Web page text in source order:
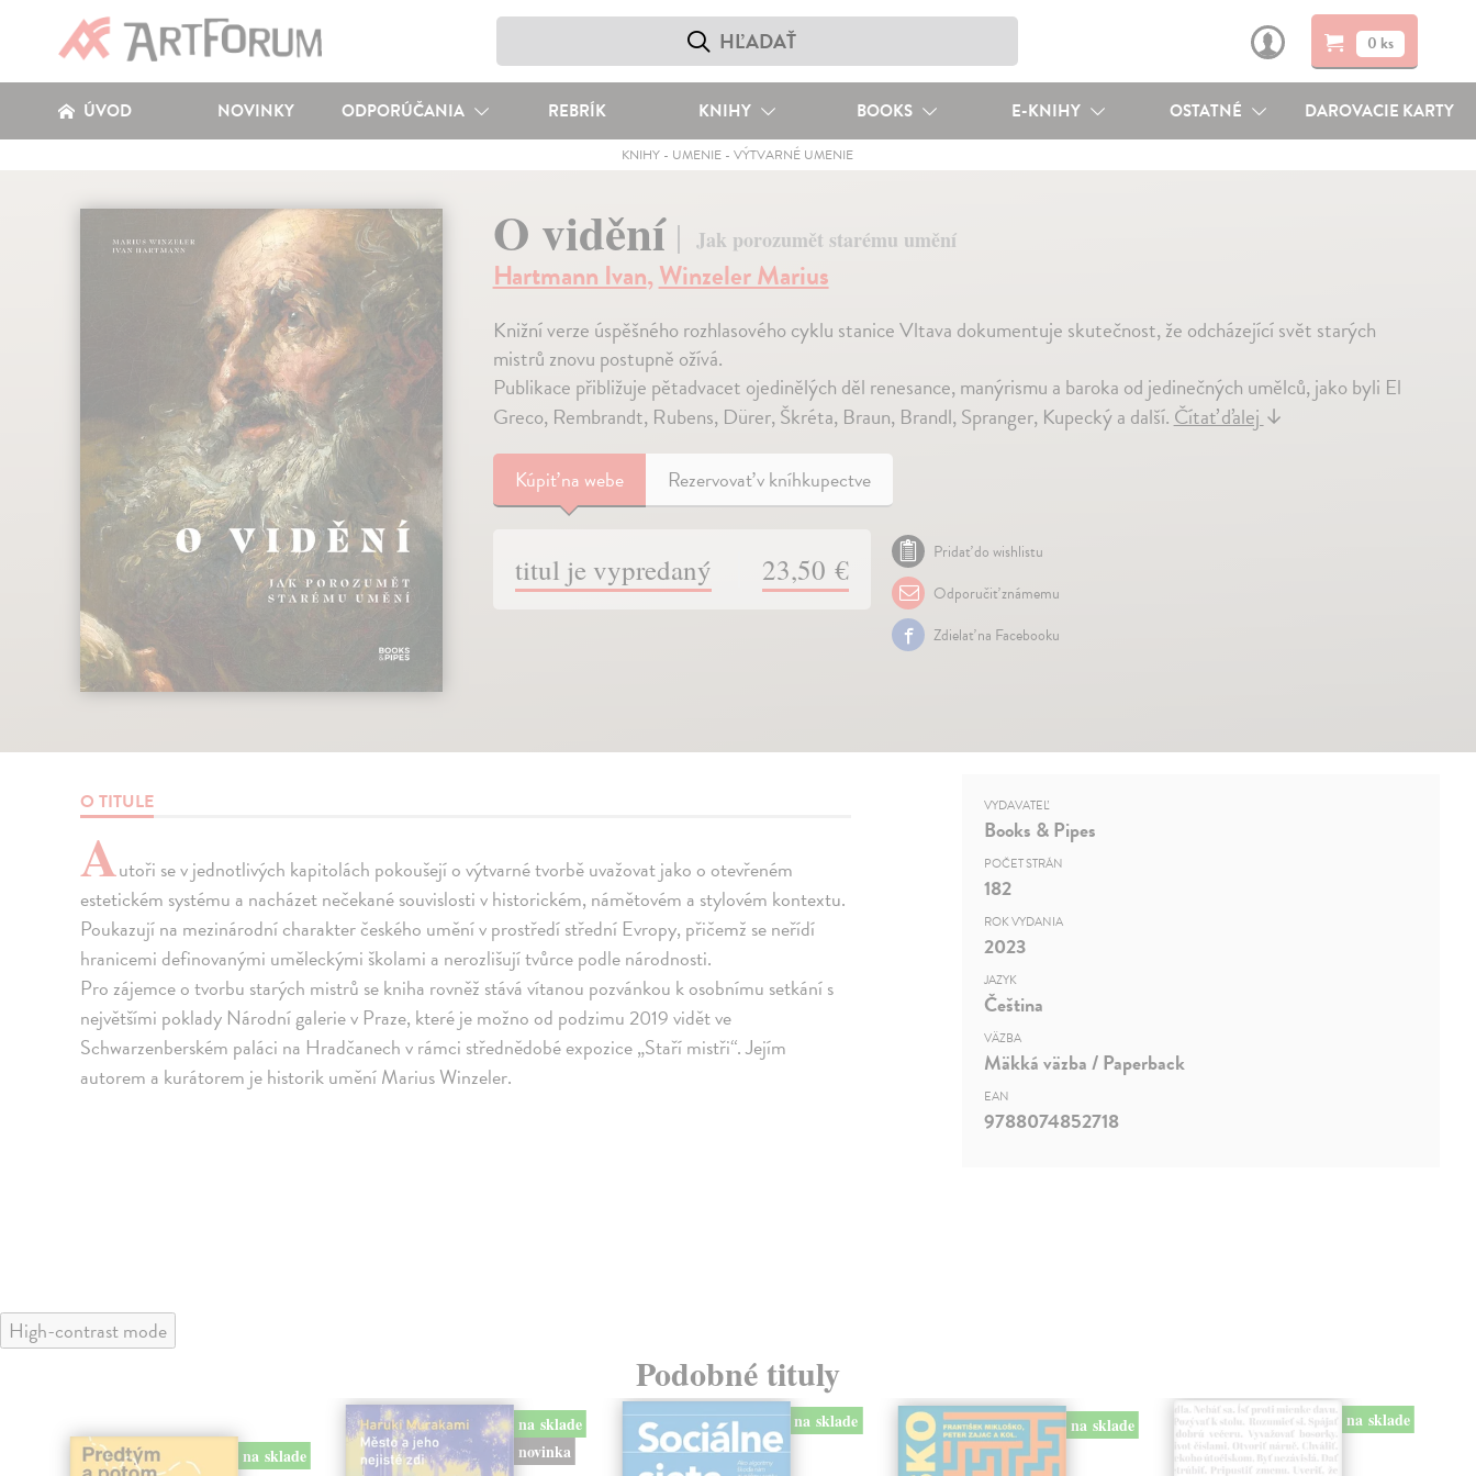
0 ks
ÚVOD NOVINKY ODPORÚČANIA REBRÍK KNIHY BOOKS E-KNIHY OSTATNÉ DAROVACIE KARTY
KNIHY - UMENIE -VÝTVARNÉ UMENIE
O vidění Jak porozumět starému umění
Hartmann Ivan,Winzeler Marius
Knižní verze úspěšného rozhlasového cyklu stanice Vltava dokumentuje skutečnost, že odcházející svět starých
mistrů znovu postupně ožívá.
Publikace přibližuje pětadvacet ojedinělých děl renesance, manýrismu a baroka od jedinečných umělců, jako byli El
Greco, Rembrandt, Rubens, Dürer, Škréta, Braun, Brandl, Spranger, Kupecký a další.Čítať ďalej↓
Kúpiťna webe Rezervovať v kníhkupectve
titul je vypredaný 23,50 €
Pridať do wishlistu
Odporučiť známemu
Zdielať na Facebooku
O TITULE
Autoři se v jednotlivých kapitolách pokoušejí o výtvarné tvorbě uvažovat jako o otevřeném
estetickém systému a nacházet nečekané souvislosti v historickém, námětovém a stylovém kontextu.
Poukazují na mezinárodní charakter českého umění v prostředí střední Evropy, přičemž se neřídí
hranicemi definovanými uměleckými školami a nerozlišují tvůrce podle národnosti.
Pro zájemce o tvorbu starých mistrů se kniha rovněž stává vítanou pozvánkou k osobnímu setkání s
největšími poklady Národní galerie v Praze, které je možno od podzimu 2019 vidět ve
Schwarzenberském paláci na Hradčanech v rámci střednědobé expozice „Staří mistři“. Jejím
autorem a kurátorem je historik umění Marius Winzeler.
VYDAVATEĽ
Books & Pipes
POČET STRÁN
182
ROK VYDANIA
2023
JAZYK
Čeština
VÄZBA
Mäkká väzba / Paperback
EAN
9788074852718
High-contrast mode
Podobné tituly
na sklade
na sklade
novinka
na sklade na sklade na sklade